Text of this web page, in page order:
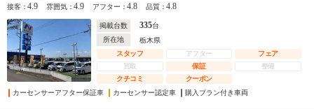
接客：4.9 雰囲気：4.9 アフター：4.8 品質：4.8
掲載台数 335台
所在地
栃木県
スタッフ
アフター
フェア
買取
保証
整備
クチコミ
クーポン
カーセンサーアフター保証車
カーセンサー認定車 購入プラン付き車両